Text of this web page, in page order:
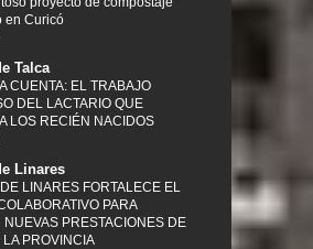
en Curicó
Talca
CUENTA: EL TRABAJO
DEL LACTARIO QUE
LOS RECIÉN NACIDOS
Linares
LINARES FORTALECE EL
PARA
NUEVAS PRESTACIONES DE
PROVINCIA